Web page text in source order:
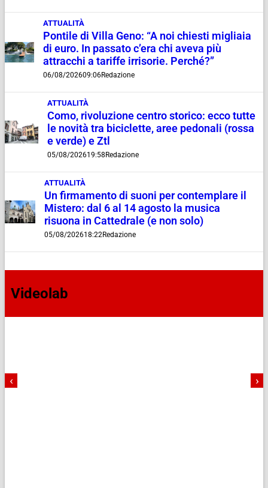
ATTUALITÀ
Pontile di Villa Geno: “A noi chiesti migliaia
di euro. In passato c’era chi aveva più
attracchi a tariffe irrisorie. Perché?”
06/08/202609:06Redazione
ATTUALITÀ
Como, rivoluzione centro storico: ecco tutte
le novità tra biciclette, aree pedonali (rossa
e verde) e Ztl
05/08/202619:58Redazione
ATTUALITÀ
Un firmamento di suoni per contemplare il
Mistero: dal 6 al 14 agosto la musica
risuona in Cattedrale (e non solo)
05/08/202618:22Redazione
Videolab
‹ ›